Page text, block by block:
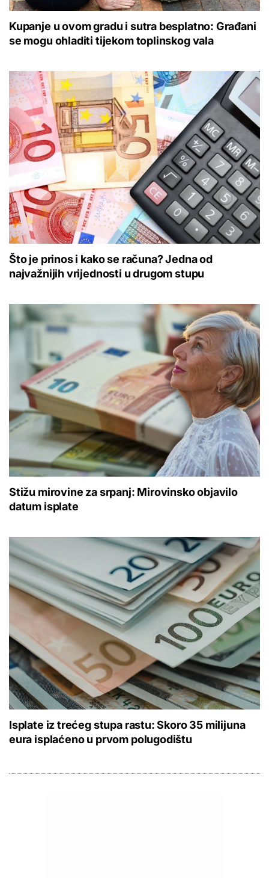
Kupanje u ovom gradu i sutra besplatno: Građani
se mogu ohladiti tijekom toplinskog vala
Što je prinos i kako se računa? Jedna od
najvažnijih vrijednosti u drugom stupu
Stižu mirovine za srpanj: Mirovinsko objavilo
datum isplate
Isplate iz trećeg stupa rastu: Skoro 35 milijuna
eura isplaćeno u prvom polugodištu